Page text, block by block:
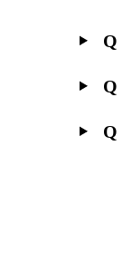
Q
Q
Q